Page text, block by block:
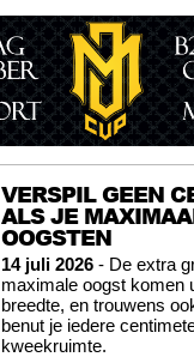
VERSPIL GEEN
ALS JE
OOGSTEN
14 juli 2026 - De extra
maximale oogst komen
breedte, en trouwens
benut je iedere
kweekruimte.